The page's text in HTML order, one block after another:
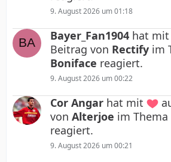
9. August 2026 um 01:18
Bayer_Fan1904 hat mit
Beitrag von Rectify im
Boniface reagiert.
9. August 2026 um 00:22
Cor Angar hat mit
von Alterjoe im Thema
reagiert.
9. August 2026 um 00:21